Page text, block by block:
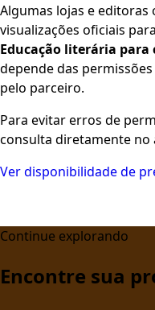
Algumas lojas e
visualizações oficiais
Educação literária
depende das
pelo parceiro.
Para evitar erros de
consulta diretamente no
Ver disponibilidade de
Continue explorando
Encontre sua